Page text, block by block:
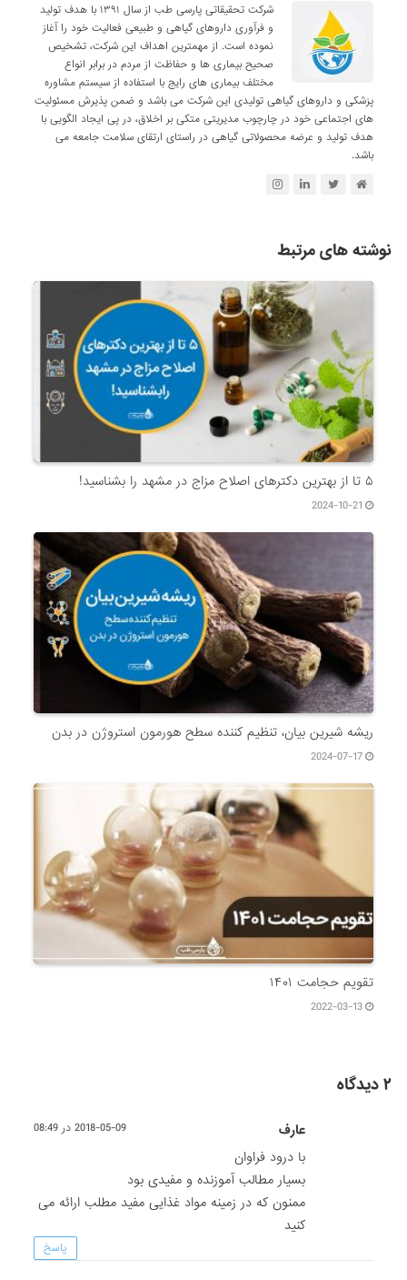
شرکت تحقیقاتی پارسی طب از سال ۱۳۹۱ با هدف تولید
و فرآوری داروهای گیاهی و طبیعی فعالیت خود را آغاز
نموده است. از مهمترین اهداف این شرکت، تشخیص
صحیح بیماری ها و حفاظت از مردم در برابر انواع
مختلف بیماری های رایج با استفاده از سیستم مشاوره
پزشکی و داروهای گیاهی تولیدی این شرکت می باشد و ضمن پذیرش مسئولیت
های اجتماعی خود در چارچوب مدیریتی متکی بر اخلاق، در پی ایجاد الگویی با
هدف تولید و عرضه محصولاتی گیاهی در راستای ارتقای سلامت جامعه می
باشد.
نوشته های مرتبط
۵ تا از بهترین دکتر‌های اصلاح مزاج در مشهد را بشناسید!
2024-10-21
ریشه شیرین بیان، تنظیم کننده سطح هورمون استروژن در بدن
2024-07-17
تقویم حجامت ۱۴۰۱
2022-03-13
۲ دیدگاه
عارف 2018-05-09 در 08:49
با درود فراوان
بسیار مطالب آموزنده و مفیدی بود
ممنون که در زمینه مواد غذایی مفید مطلب ارائه می
کنید
پاسخ